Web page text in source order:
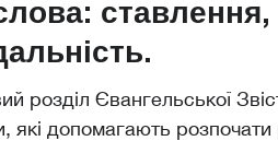
розділ Євангельської
які допомагають